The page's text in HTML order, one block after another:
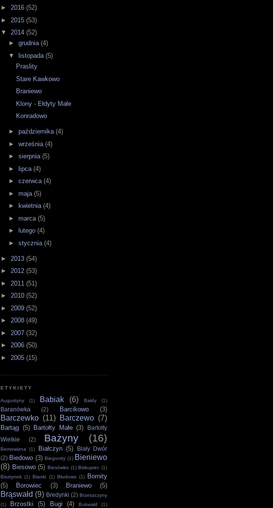
► 2016 (52)
► 2015 (53)
▼ 2014 (52)
► grudnia (4)
▼
listopada (5)
Praslity
Stare Kawkowo
Braniewo
Klony - Ełdyty Małe
Konradowo
► października (4)
► września (4)
► sierpnia (5)
► lipca (4)
► czerwca (4)
► maja (5)
►
kwietnia (4)
► marca (5)
►
lutego (4)
► stycznia (4)
► 2013 (54)
► 2012 (53)
► 2011 (51)
► 2010 (52)
► 2009 (52)
► 2008 (49)
► 2007 (32)
► 2006 (50)
► 2005 (15)
ETYKIETY
Augustyny (1) Babiak (6) Bałdy (1)
Baranówka (2) Barcikowo (3)
Barczewko (11) Barczewo (7)
Bartąg (5) Bartołty Małe (3)
Bartołty
Wielkie
(2) Bażyny (16)
Bemowizna (1) Białczyn (5)
Biały Dwór
(2) Biedowo (3) Biegonity (1) Bieniewo
(8) Biesowo (5) Biesówko (1) Biskupiec (1)
Bisztynek (1) Blanki (1) Błudowo (1) Bornity
(5)
Borowiec (3) Braniewo (5)
Brąswałd (9) Bredynki (2) Brzeszczyny
(1)
Brzostki (5) Bugi (4) Bukwałd (1)